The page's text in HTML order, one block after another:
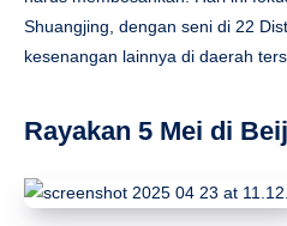
Shuangjing, dengan seni di 22
kesenangan lainnya di daerah
Rayakan 5 Mei di